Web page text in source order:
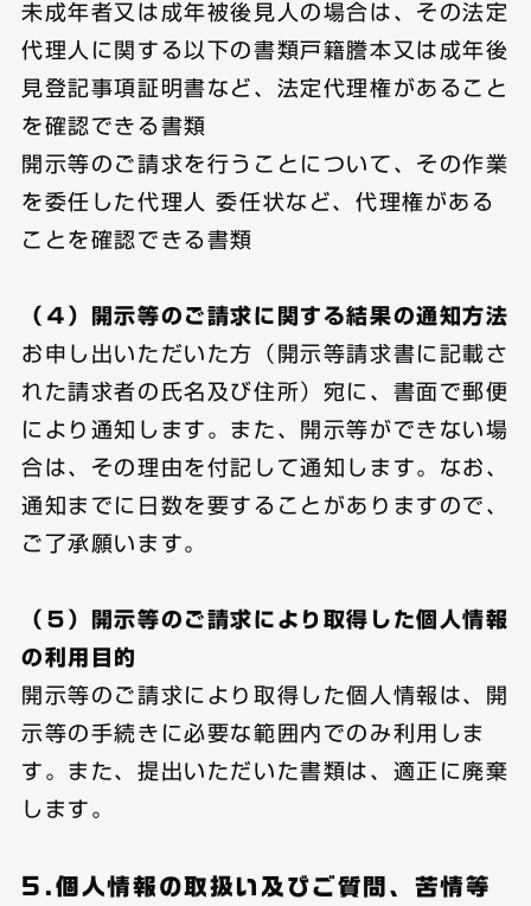
未成年者又は成年被後見人の場合は、その法定
代理人に関する以下の書類戸籍謄本又は成年後
見登記事項証明書など、法定代理権があること
を確認できる書類
開示等のご請求を行うことについて、その作業
を委任した代理人 委任状など、代理権がある
ことを確認できる書類
（４）開示等のご請求に関する結果の通知方法
お申し出いただいた方（開示等請求書に記載さ
れた請求者の氏名及び住所）宛に、書面で郵便
により通知します。また、開示等ができない場
合は、その理由を付記して通知します。なお、
通知までに日数を要することがありますので、
ご了承願います。
（５）開示等のご請求により取得した個人情報
の利用目的
開示等のご請求により取得した個人情報は、開
示等の手続きに必要な範囲内でのみ利用しま
す。また、提出いただいた書類は、適正に廃棄
します。
5.個人情報の取扱い及びご質問、苦情等